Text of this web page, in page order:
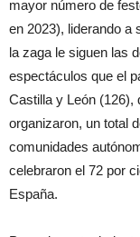
mayor número de
en 2023), liderando a
la zaga le siguen las
espectáculos que el
Castilla y León (126),
organizaron, un total
comunidades
celebraron el 72 por
España.